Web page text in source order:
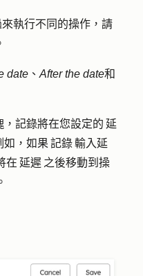
執行不同的操作，請
date 、 After the date和
記錄將在您設定的 延
，如果 記錄 輸入延
在 延遲 之後移動到操